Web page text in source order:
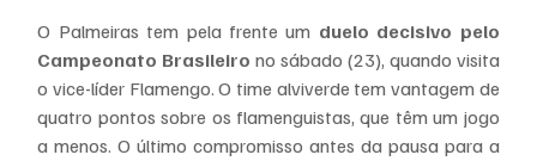
O Palmeiras tem pela frente um duelo decisivo pelo
Campeonato Brasileiro no sábado (23), quando visita
o vice-líder Flamengo. O time alviverde tem vantagem de
quatro pontos sobre os flamenguistas, que têm um jogo
a menos. O último compromisso antes da pausa para a